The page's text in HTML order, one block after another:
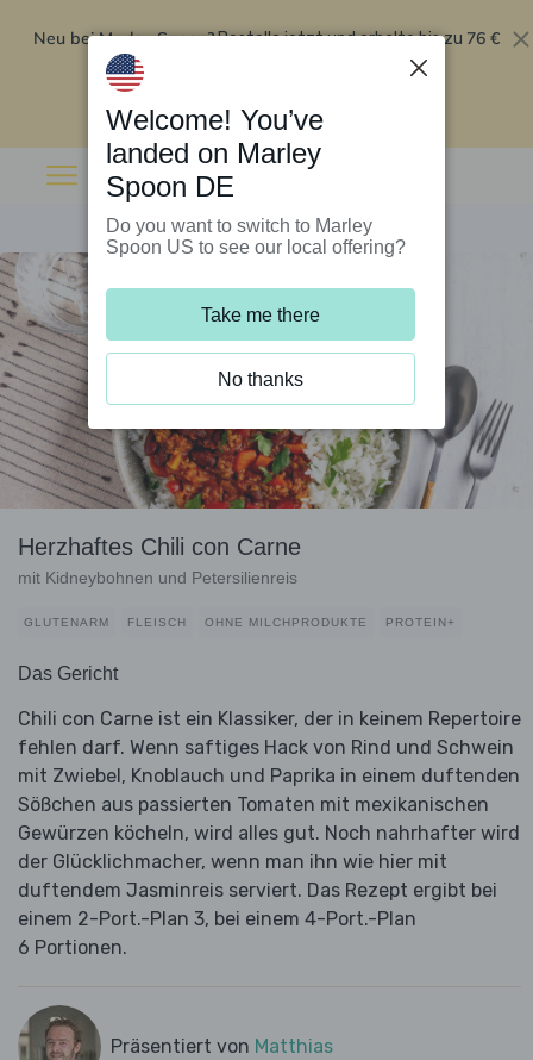
Neu bei Marley Spoon?Bestelle jetzt und erhalte bis zu 76 €
Rabatt auf deine ersten fünf Boxen
Herzhaftes Chili con Carne
mit Kidneybohnen und Petersilienreis
GLUTENARM FLEISCH OHNE MILCHPRODUKTE PROTEIN+
Das Gericht
Chili con Carne ist ein Klassiker, der in keinem Repertoire
fehlen darf. Wenn saftiges Hack von Rind und Schwein
mit Zwiebel, Knoblauch und Paprika in einem duftenden
Sößchen aus passierten Tomaten mit mexikanischen
Gewürzen köcheln, wird alles gut. Noch nahrhafter wird
der Glücklichmacher, wenn man ihn wie hier mit
duftendem Jasminreis serviert. Das Rezept ergibt bei
einem 2-Port.-Plan 3, bei einem 4-Port.-Plan
6 Portionen.
Präsentiert von Matthias
Welcome! You’ve
landed on Marley
Spoon DE
Do you want to switch to Marley
Spoon US to see our local offering?
Take me there
No thanks